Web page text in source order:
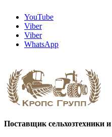
YouTube
Viber
Viber
WhatsApp
Поставщик сельхозтехники